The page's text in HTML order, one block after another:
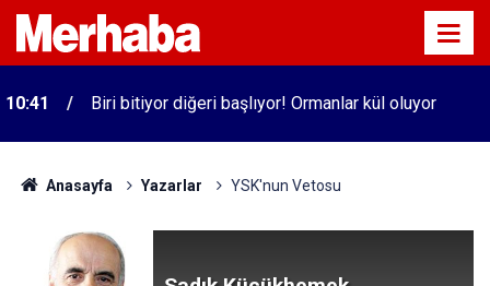
10:41 Biri bitiyor diğeri başlıyor! Ormanlar kül oluyor
Anasayfa Yazarlar YSK'nun Vetosu